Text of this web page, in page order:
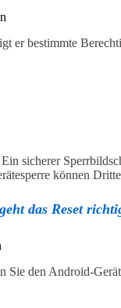
er bestimmte
sicherer
können
das Reset
Sie den Android-